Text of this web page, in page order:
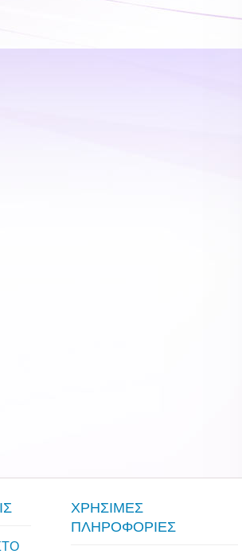
ΧΡΗΣΙΜΕΣ
ΠΛΗΡΟΦΟΡΙΕΣ